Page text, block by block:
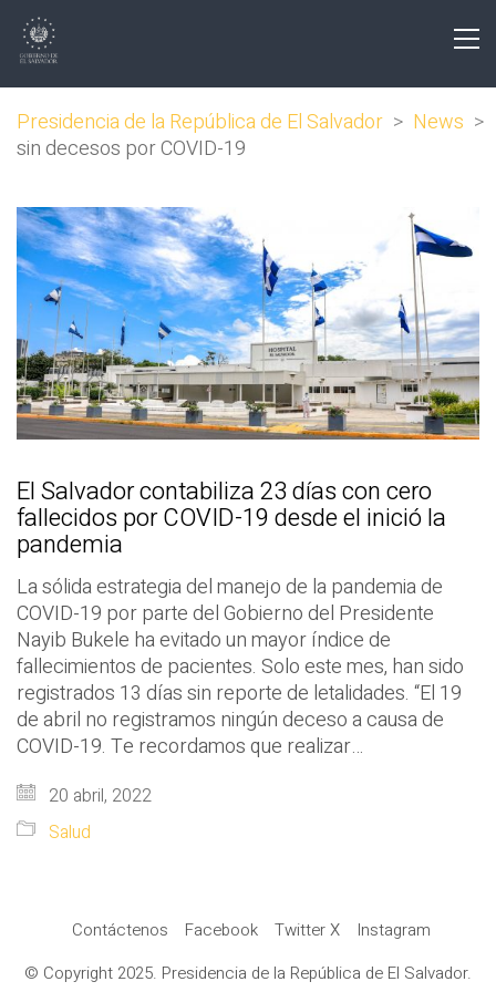
Presidencia de la República de El Salvador > News >
sin decesos por COVID-19
El Salvador contabiliza 23 días con cero
fallecidos por COVID-19 desde el inició la
pandemia
La sólida estrategia del manejo de la pandemia de
COVID-19 por parte del Gobierno del Presidente
Nayib Bukele ha evitado un mayor índice de
fallecimientos de pacientes. Solo este mes, han sido
registrados 13 días sin reporte de letalidades. “El 19
de abril no registramos ningún deceso a causa de
COVID-19. Te recordamos que realizar…
20 abril, 2022
Salud
Contáctenos Facebook Twitter X
Instagram
© Copyright 2025. Presidencia de la República de El Salvador.